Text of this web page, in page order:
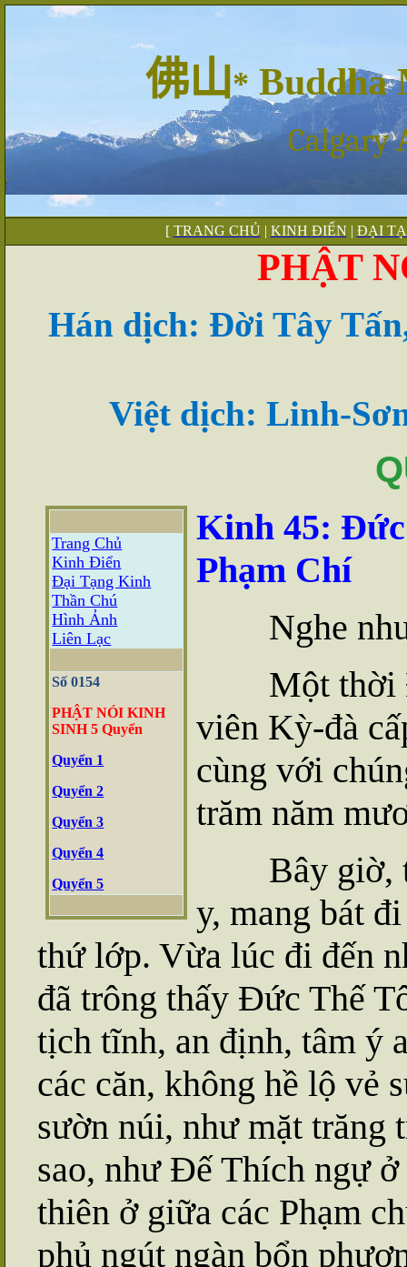
佛山* Buddha
Calgary
[ TRANG CHỦ | KINH ĐIỂN | ĐẠI
PHẬT
Hán dịch: Đời Tây
Việt dịch: Linh-
Trang Chủ
Kinh Điển
Đại Tạng Kinh
Thần Chú
Hình Ảnh
Liên Lạc
Số 0154
PHẬTNÓIKINH
SINH 5 Quyển
Quyển 1
Quyển 2
Quyển 3
Quyển 4
Quyển 5
Kinh 45: Đức
Phạm Chí
Nghe
Một thời
viên Kỳ-đà
cùng với
trăm năm
Bây giờ,
y, mang bát
thứ lớp. Vừa lúc đi đến
đã trông thấy Đức Thế
tịch tĩnh, an định, tâm ý
các căn, không hề lộ vẻ
sườn núi, như mặt trăng
sao, như Đế Thích ngự
thiên ở giữa các Phạm
phủ ngút ngàn bổn